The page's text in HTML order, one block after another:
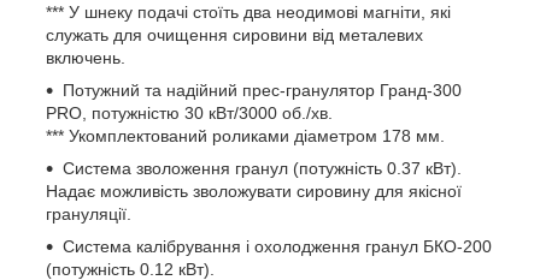
*** У шнеку подачі стоїть два неодимові магніти, які
служать для очищення сировини від металевих
включень.
Потужний та надійний прес-гранулятор Гранд-300
PRO, потужністю 30 кВт/3000 об./хв.
*** Укомплектований роликами діаметром 178 мм.
Система зволоження гранул (потужність 0.37 кВт).
Надає можливість зволожувати сировину для якісної
грануляції.
Система калібрування і охолодження гранул БКО-200
(потужність 0.12 кВт).